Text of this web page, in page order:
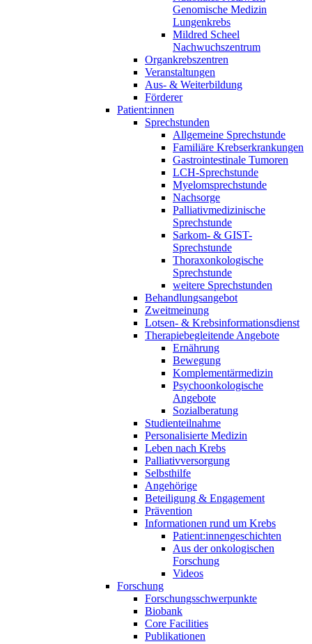
Genomische Medizin
Lungenkrebs
Mildred Scheel
Nachwuchszentrum
Organkrebszentren
Veranstaltungen
Aus- & Weiterbildung
Förderer
Patient:innen
Sprechstunden
Allgemeine Sprechstunde
Familiäre Krebserkrankungen
Gastrointestinale Tumoren
LCH-Sprechstunde
Myelomsprechstunde
Nachsorge
Palliativmedizinische
Sprechstunde
Sarkom- & GIST-
Sprechstunde
Thoraxonkologische
Sprechstunde
weitere Sprechstunden
Behandlungsangebot
Zweitmeinung
Lotsen- & Krebsinformationsdienst
Therapiebegleitende Angebote
Ernährung
Bewegung
Komplementärmedizin
Psychoonkologische
Angebote
Sozialberatung
Studienteilnahme
Personalisierte Medizin
Leben nach Krebs
Palliativversorgung
Selbsthilfe
Angehörige
Beteiligung & Engagement
Prävention
Informationen rund um Krebs
Patient:innengeschichten
Aus der onkologischen
Forschung
Videos
Forschung
Forschungsschwerpunkte
Biobank
Core Facilities
Publikationen